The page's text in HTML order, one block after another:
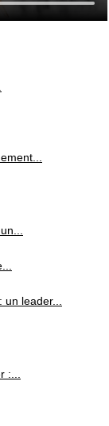
leader...
:...